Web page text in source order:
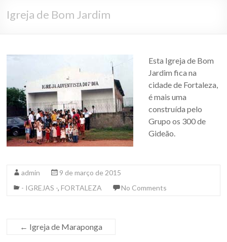
Igreja de Bom Jardim
Esta Igreja de Bom
Jardim fica na
cidade de Fortaleza,
é mais uma
construída pelo
Grupo os 300 de
Gideão.
admin
9 de março de 2015
- IGREJAS -,FORTALEZA No Comments
← Igreja de Maraponga